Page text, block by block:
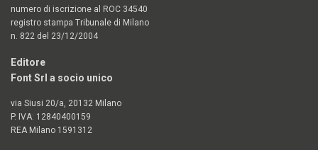
numero di iscrizione al ROC 34540
registro stampa Tribunale di Milano
n. 822 del 23/12/2004
Editore
Font Srl a socio unico
via Siusi 20/a, 20132 Milano
P. IVA: 12840400159
REA Milano 1591312